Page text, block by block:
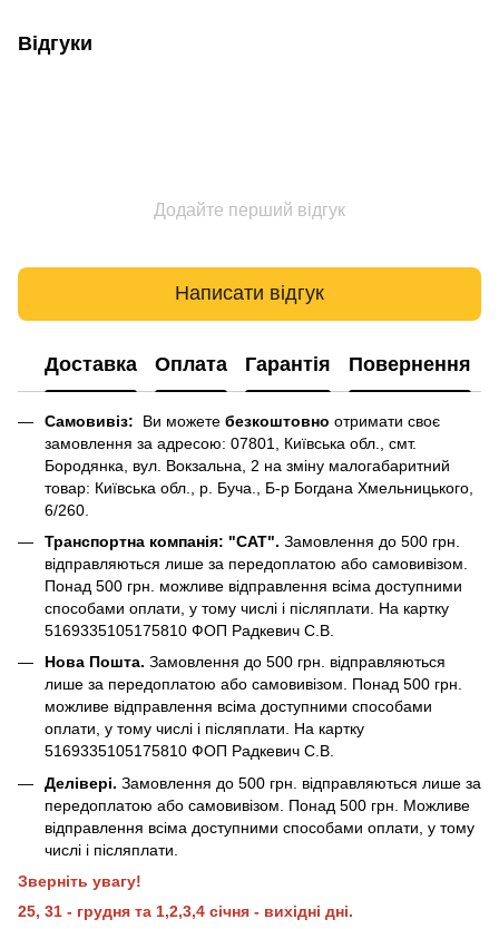
Відгуки
Додайте перший відгук
Написати відгук
Доставка Оплата Гарантія Повернення
Самовивіз: Ви можете безкоштовно отримати своє
замовлення за адресою: 07801, Київська обл., смт.
Бородянка, вул. Вокзальна, 2 на зміну малогабаритний
товар: Київська обл., р. Буча., Б-р Богдана Хмельницького,
6/260.
Транспортна компанія: "САТ". Замовлення до 500 грн.
відправляються лише за передоплатою або самовивізом.
Понад 500 грн. можливе відправлення всіма доступними
способами оплати, у тому числі і післяплати. На картку
5169335105175810 ФОП Радкевич С.В.
Нова Пошта. Замовлення до 500 грн. відправляються
лише за передоплатою або самовивізом. Понад 500 грн.
можливе відправлення всіма доступними способами
оплати, у тому числі і післяплати. На картку
5169335105175810 ФОП Радкевич С.В.
Делівері. Замовлення до 500 грн. відправляються лише за
передоплатою або самовивізом. Понад 500 грн. Можливе
відправлення всіма доступними способами оплати, у тому
числі і післяплати.
Зверніть увагу!
25, 31 - грудня та 1,2,3,4 січня - вихідні дні.